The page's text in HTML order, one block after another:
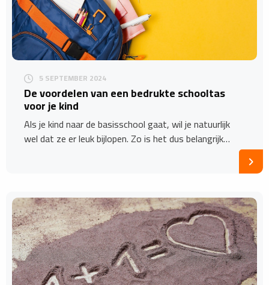
5 SEPTEMBER 2024
De voordelen van een bedrukte schooltas
voor je kind
Als je kind naar de basisschool gaat, wil je natuurlijk
wel dat ze er leuk bijlopen. Zo is het dus belangrijk…